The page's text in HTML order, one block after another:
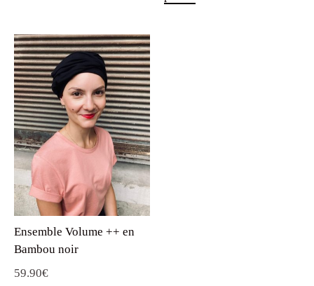
Ensemble Volume ++ en
Bambou noir
59.90€